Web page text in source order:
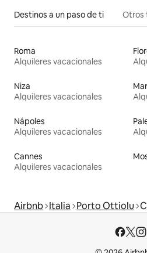
Destinos a un paso de ti Otros
Roma
Alquileres vacacionales
Niza
Alquileres vacacionales
Nápoles
Alquileres vacacionales
Cannes
Alquileres vacacionales
Airbnb Italia Porto Ottiolu